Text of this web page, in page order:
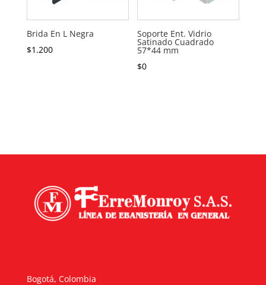
Brida En L Negra
$1.200
Soporte Ent. Vidrio
Satinado Cuadrado
57*44 mm
$0
Bogotá, Colombia